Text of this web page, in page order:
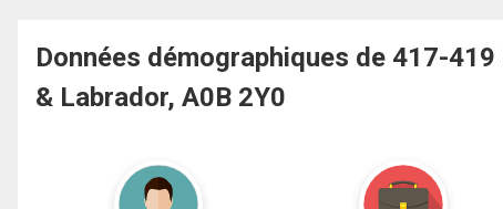
Données démographiques de 417-
& Labrador, A0B 2Y0